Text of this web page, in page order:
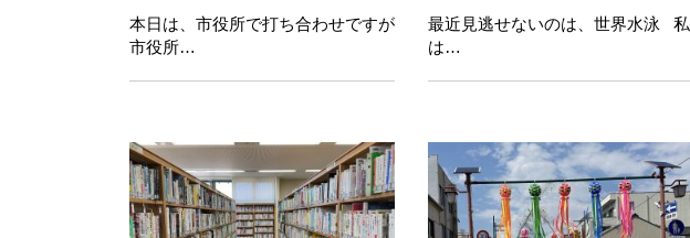
本日は、市役所で打ち合わせですが
市役所…
最近見逃せないのは、世界水泳 私
は…